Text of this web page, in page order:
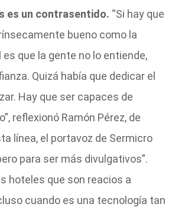
es un contrasentido. “Si hay que
bueno como la
que la gente no lo entiende,
Quizá había que dedicar el
Hay que ser capaces de
reflexionó Ramón Pérez, de
línea, el portavoz de Sermicro
para ser más divulgativos”.
hoteles que son reacios a
cuando es una tecnología tan